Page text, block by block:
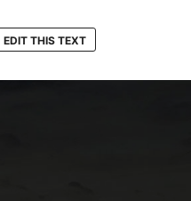
EDIT THIS TEXT